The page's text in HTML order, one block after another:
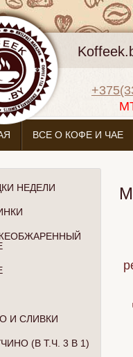
ВСЕ О КОФЕ И ЧАЕ
НЕДЕЛИ
И СЛИВКИ
(В Т.Ч. 3 В 1)